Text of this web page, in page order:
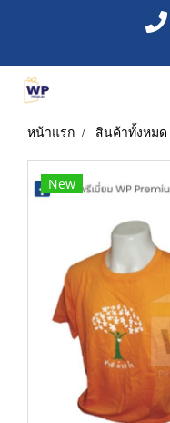
หน้าแรก สินค้าทั้งหมด
New